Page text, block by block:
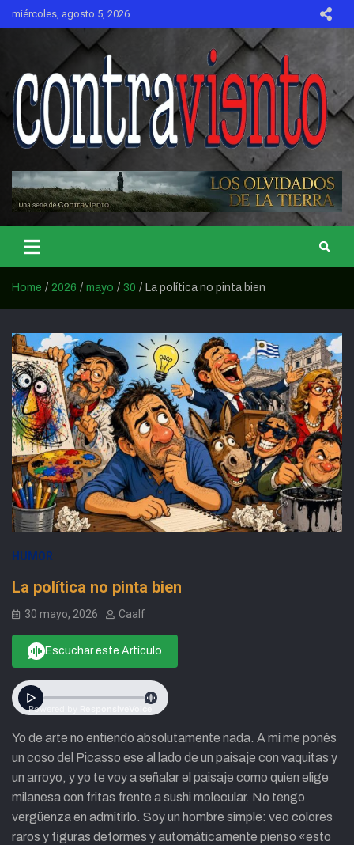
miércoles, agosto 5, 2026
CONTRAVIENTO
Home 2026 mayo 30 La política no pinta bien
HUMOR
La política no pinta bien
30 mayo, 2026 Caalf
Escuchar este Artículo
Yo de arte no entiendo absolutamente nada. A mí me ponés
un coso del Picasso ese al lado de un paisaje con vaquitas y
un arroyo, y yo te voy a señalar el paisaje como quien elige
milanesa con fritas frente a sushi molecular. No tengo
vergüenza en admitirlo. Soy un hombre simple: veo colores
raros y figuras deformes y automáticamente pienso «esto